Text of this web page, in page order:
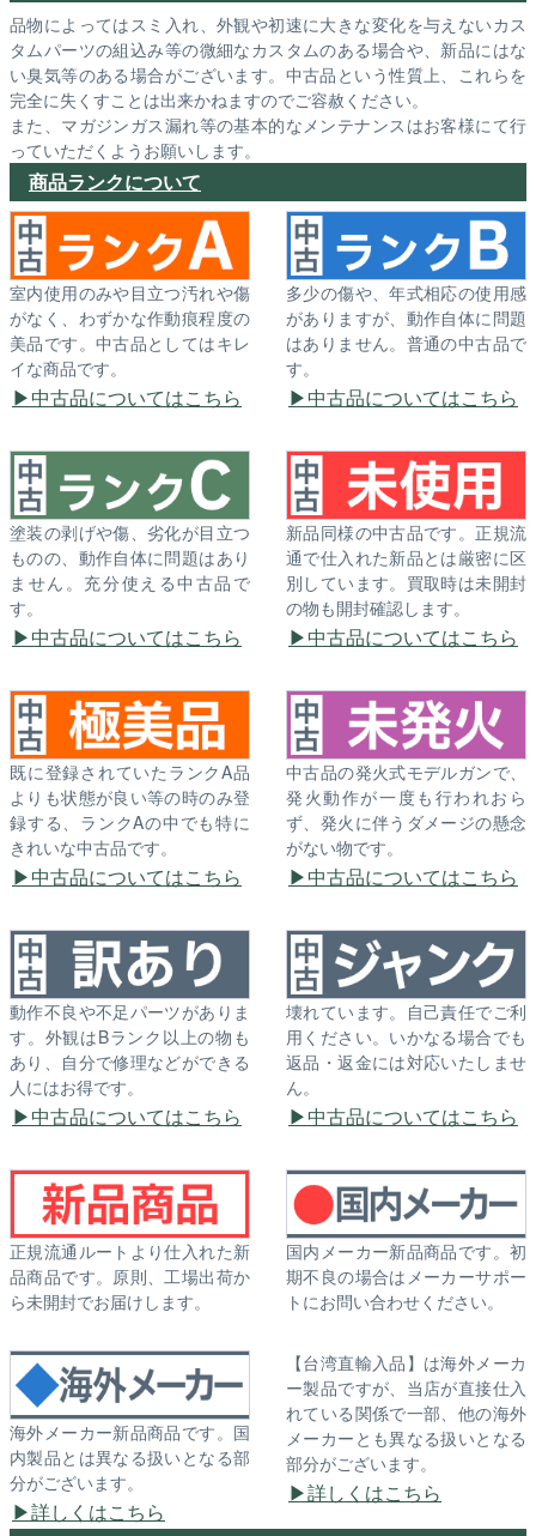
品物によってはスミ入れ、外観や初速に大きな変化を与えないカス
タムパーツの組込み等の微細なカスタムのある場合や、新品にはな
い臭気等のある場合がございます。中古品という性質上、これらを
完全に失くすことは出来かねますのでご容赦ください。
また、マガジンガス漏れ等の基本的なメンテナンスはお客様にて行
っていただくようお願いします。
商品ランクについて
室内使用のみや目立つ汚れや傷
がなく、わずかな作動痕程度の
美品です。中古品としてはキレ
イな商品です。
中古品についてはこちら
多少の傷や、年式相応の使用感
がありますが、動作自体に問題
はありません。普通の中古品で
す。
中古品についてはこちら
塗装の剥げや傷、劣化が目立つ
ものの、動作自体に問題はあり
ません。充分使える中古品で
す。
中古品についてはこちら
新品同様の中古品です。正規流
通で仕入れた新品とは厳密に区
別しています。買取時は未開封
の物も開封確認します。
中古品についてはこちら
既に登録されていたランクA品
よりも状態が良い等の時のみ登
録する、ランクAの中でも特に
きれいな中古品です。
中古品についてはこちら
中古品の発火式モデルガンで、
発火動作が一度も行われおら
ず、発火に伴うダメージの懸念
がない物です。
中古品についてはこちら
動作不良や不足パーツがありま
す。外観はBランク以上の物も
あり、自分で修理などができる
人にはお得です。
中古品についてはこちら
壊れています。自己責任でご利
用ください。いかなる場合でも
返品・返金には対応いたしませ
ん。
中古品についてはこちら
正規流通ルートより仕入れた新
品商品です。原則、工場出荷か
ら未開封でお届けします。
国内メーカー新品商品です。初
期不良の場合はメーカーサポー
トにお問い合わせください。
海外メーカー新品商品です。国
内製品とは異なる扱いとなる部
分がございます。
詳しくはこちら
【台湾直輸入品】は海外メーカ
ー製品ですが、当店が直接仕入
れている関係で一部、他の海外
メーカーとも異なる扱いとなる
部分がございます。
詳しくはこちら